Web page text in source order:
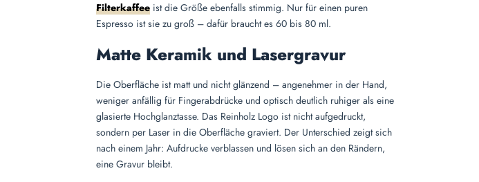
Filterkaffeeist die Größe ebenfalls stimmig. Nur für einen puren
Espresso ist sie zu groß – dafür braucht es 60 bis 80 ml.
Matte Keramik und Lasergravur
Die Oberfläche ist matt und nicht glänzend – angenehmer in der Hand,
weniger anfällig für Fingerabdrücke und optisch deutlich ruhiger als eine
glasierte Hochglanztasse. Das Reinholz Logo ist nicht aufgedruckt,
sondern per Laser in die Oberfläche graviert. Der Unterschied zeigt sich
nach einem Jahr: Aufdrucke verblassen und lösen sich an den Rändern,
eine Gravur bleibt.